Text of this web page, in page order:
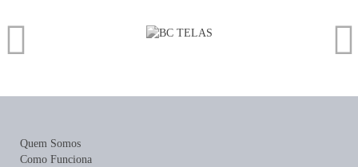
Quem Somos
Como Funciona